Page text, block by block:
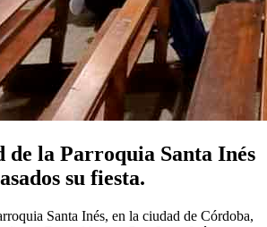
de la Parroquia Santa Inés
su fiesta.
Santa Inés, en la ciudad de Córdoba,